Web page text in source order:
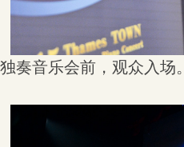
独奏音乐会前，观众入场。